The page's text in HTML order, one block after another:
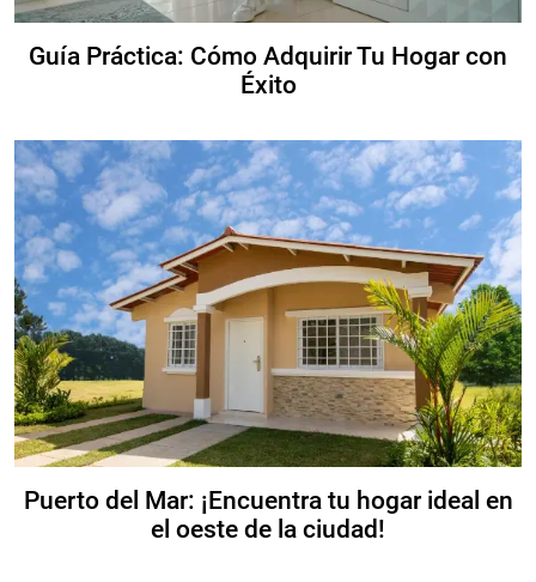
Guía Práctica: Cómo Adquirir Tu Hogar con
Éxito
Puerto del Mar: ¡Encuentra tu hogar ideal en
el oeste de la ciudad!